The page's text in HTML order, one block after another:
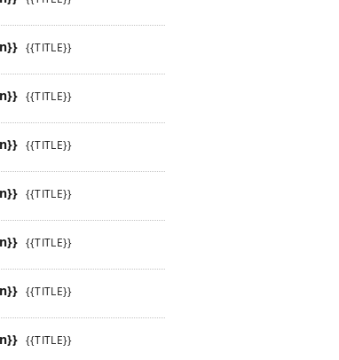
{{TITLE}}
{{TITLE}}
{{TITLE}}
{{TITLE}}
{{TITLE}}
{{TITLE}}
{{TITLE}}